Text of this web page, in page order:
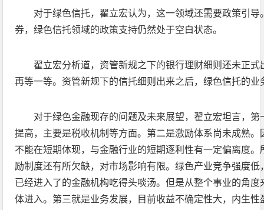
对于绿色信托，翟立宏认为，这一领域还需要政策引
券，绿色信托领域的政策支持仍然处于空白状态。
翟立宏分析道，资管新规之下的银行理财细则还未正
再等一等。资管新规下的信托细则出来之后，绿色信托的业
对于绿色金融现存的问题及未来展望，翟立宏坦言，
提高，主要是税收机制等方面。第二是激励体系尚未成熟
不能在短期体现，与金融行业的短期逐利性有一定偏离度
励制度还有所欠缺，对市场影响有限。绿色产业竞争强度
已经进入了的金融机构吃得头啖汤。但是从整个事业的角
体进入。第三就是业务发展，目前收益不确定性大，内生